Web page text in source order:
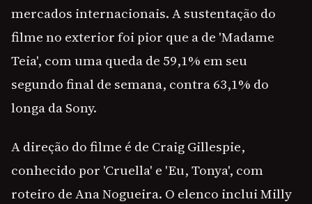
mercados internacionais. A sustentação do
filme no exterior foi pior que a de 'Madame
Teia', com uma queda de 59,1% em seu
segundo final de semana, contra 63,1% do
longa da Sony.
A direção do filme é de Craig Gillespie,
conhecido por 'Cruella' e 'Eu, Tonya', com
roteiro de Ana Nogueira. O elenco inclui Milly